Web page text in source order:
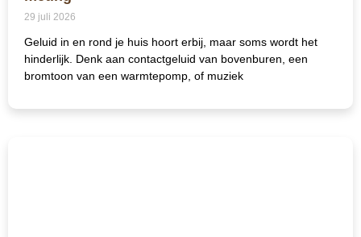
29 juli 2026
Geluid in en rond je huis hoort erbij, maar soms wordt het
hinderlijk. Denk aan contactgeluid van bovenburen, een
bromtoon van een warmtepomp, of muziek